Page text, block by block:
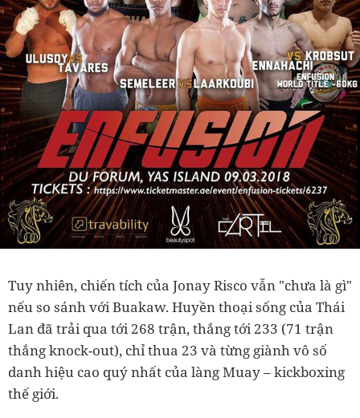
Tuy nhiên, chiến tích của Jonay Risco vẫn "chưa là gì"
nếu so sánh với Buakaw. Huyền thoại sống của Thái
Lan đã trải qua tới 268 trận, thắng tới 233 (71 trận
thắng knock-out), chỉ thua 23 và từng giành vô số
danh hiệu cao quý nhất của làng Muay – kickboxing
thế giới.